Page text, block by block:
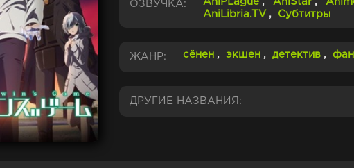
ОЗВУЧКА:
AniLibria.TV , Субтитры
ЖАНР: сёнен , экшен , детектив ,
ДРУГИЕ НАЗВАНИЯ: